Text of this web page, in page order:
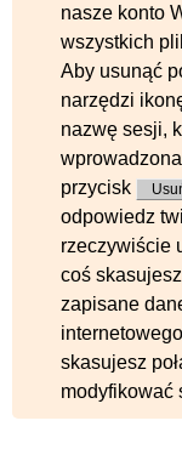
nasze konto
wszystkich
Aby usunąć
narzędzi
nazwę sesji,
przycisk
odpowiedz
rzeczywiście
coś
zapisane
skasujesz
modyfikować